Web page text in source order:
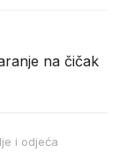
na čičak
i odjeća